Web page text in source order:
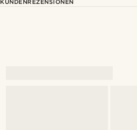
KUNDENREZENSIONEN